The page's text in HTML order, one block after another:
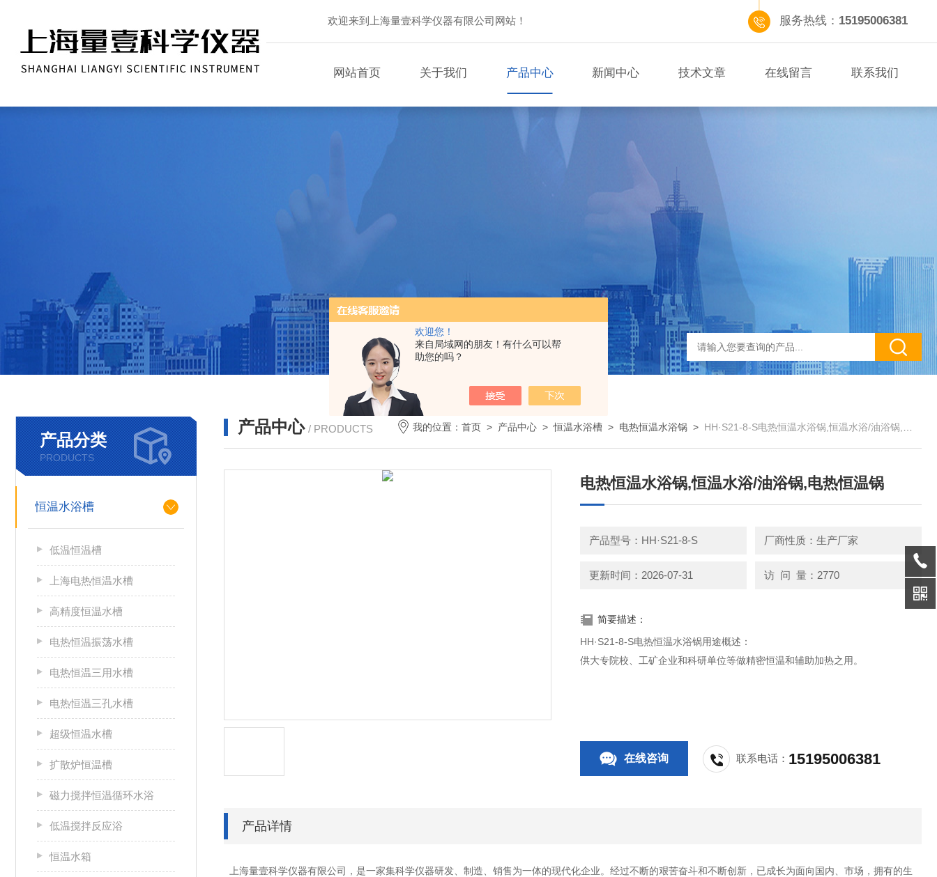
欢迎您！
来自局域网的朋友！有什么可以帮
助您的吗？
欢迎来到上海量壹科学仪器有限公司网站！ 服务热线： 15195006381
网站首页 关于我们 产品中心 新闻中心 技术文章 在线留言 联系我们
产品分类
PRODUCTS
恒温水浴槽
低温恒温槽
上海电热恒温水槽
高精度恒温水槽
电热恒温振荡水槽
电热恒温三用水槽
电热恒温三孔水槽
超级恒温水槽
扩散炉恒温槽
磁力搅拌恒温循环水浴
低温搅拌反应浴
恒温水箱
产品中心 / PRODUCTS 我的位置：首页 > 产品中心 >恒温水浴槽 > 电热恒温水浴锅 > HH·S21-8-S电热恒温水浴锅,恒温水浴/油浴锅,电热恒温锅
电热恒温水浴锅,恒温水浴/油浴锅,电热恒温锅
产品型号：HH·S21-8-S 厂商性质：生产厂家
更新时间：2026-07-31 访 问 量：2770
简要描述：
HH·S21-8-S电热恒温水浴锅用途概述：
供大专院校、工矿企业和科研单位等做精密恒温和辅助加热之用。
在线咨询 联系电话： 15195006381
产品详情
上海量壹科学仪器有限公司，是一家集科学仪器研发、制造、销售为一体的现代化企业。经过不断的艰苦奋斗和不断创新，已成长为面向国内、市场，拥有的生